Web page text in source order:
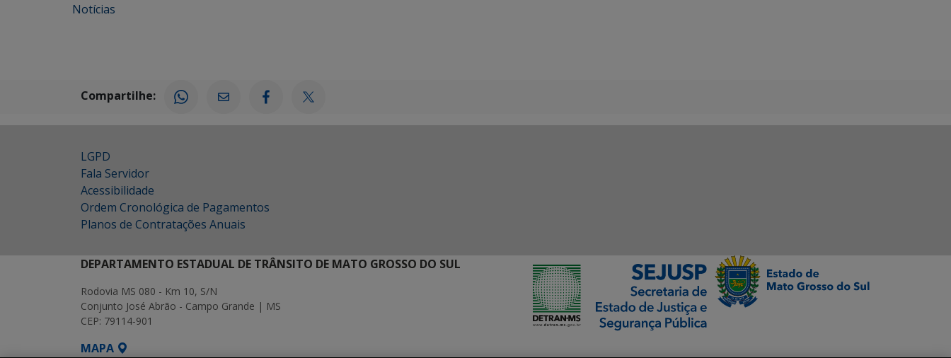
Notícias
Compartilhe:
LGPD
Fala Servidor
Acessibilidade
Ordem Cronológica de Pagamentos
Planos de Contratações Anuais
DEPARTAMENTO ESTADUAL DE TRÂNSITO DE MATO GROSSO DO SUL
Rodovia MS 080 - Km 10, S/N
Conjunto José Abrão - Campo Grande | MS
CEP: 79114-901
MAPA